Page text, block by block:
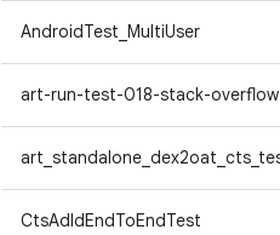
AndroidTest_MultiUser
art-run-test-018-stack-overflow
CtsAdIdEndToEndTest